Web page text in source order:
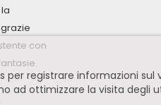
con
per registrare informazioni
ad ottimizzare la visita degli